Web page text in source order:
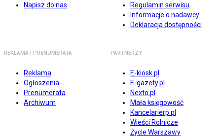
Napisz do nas
Regulamin serwisu
Informacje o nadawcy
Deklaracja dostępności
REKLAMA I PRENUMERATA
Reklama
Ogłoszenia
Prenumerata
Archiwum
PARTNERZY
E-kiosk.pl
E-gazety.pl
Nexto.pl
Mała księgowość
Kancelarierp.pl
Wieści Rolnicze
Życie Warszawy